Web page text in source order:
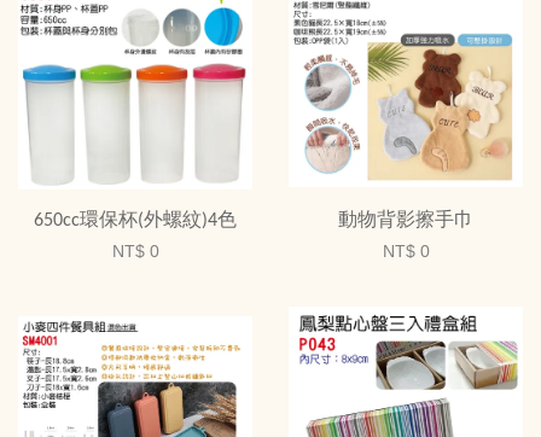
650cc環保杯(外螺紋)4色
NT$ 0
動物背影擦手巾
NT$ 0